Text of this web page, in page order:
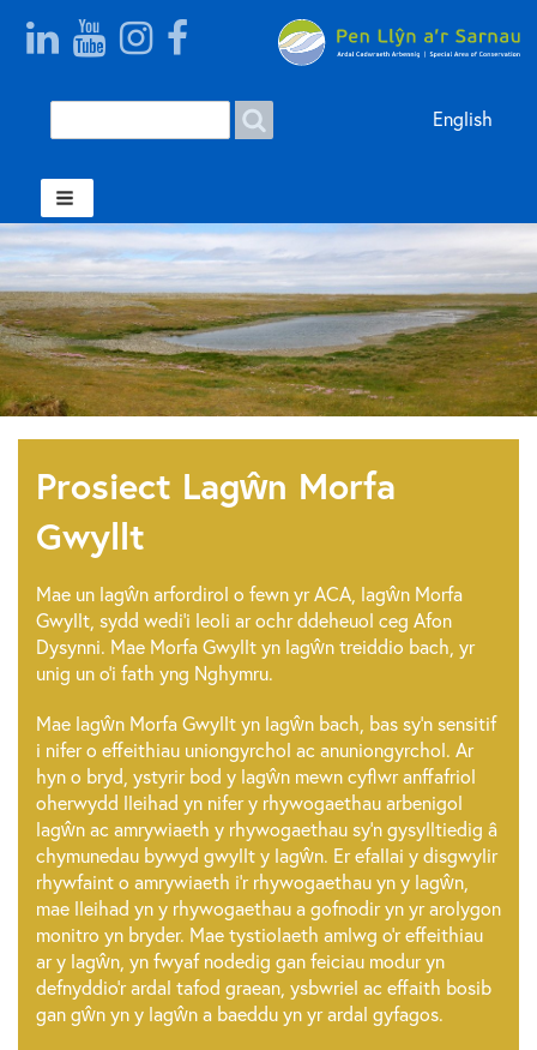
Search form Welsh English
Prosiect Lagŵn Morfa
Gwyllt
Mae un lagŵn arfordirol o fewn yr ACA, lagŵn Morfa
Gwyllt, sydd wedi'i leoli ar ochr ddeheuol ceg Afon
Dysynni. Mae Morfa Gwyllt yn lagŵn treiddio bach, yr
unig un o'i fath yng Nghymru.
Mae lagŵn Morfa Gwyllt yn lagŵn bach, bas sy'n sensitif
i nifer o effeithiau uniongyrchol ac anuniongyrchol. Ar
hyn o bryd, ystyrir bod y lagŵn mewn cyflwr anffafriol
oherwydd lleihad yn nifer y rhywogaethau arbenigol
lagŵn ac amrywiaeth y rhywogaethau sy'n gysylltiedig â
chymunedau bywyd gwyllt y lagŵn. Er efallai y disgwylir
rhywfaint o amrywiaeth i'r rhywogaethau yn y lagŵn,
mae lleihad yn y rhywogaethau a gofnodir yn yr arolygon
monitro yn bryder. Mae tystiolaeth amlwg o'r effeithiau
ar y lagŵn, yn fwyaf nodedig gan feiciau modur yn
defnyddio'r ardal tafod graean, ysbwriel ac effaith bosib
gan gŵn yn y lagŵn a baeddu yn yr ardal gyfagos.